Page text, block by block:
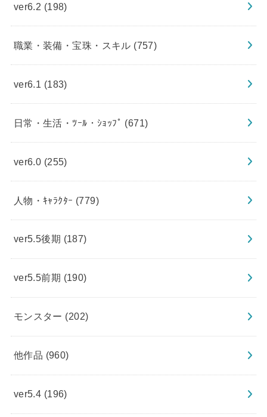
ver6.2 (198)
職業・装備・宝珠・スキル (757)
ver6.1 (183)
日常・生活・ﾂｰﾙ・ｼｮｯﾌﾟ (671)
ver6.0 (255)
人物・ｷｬﾗｸﾀｰ (779)
ver5.5後期 (187)
ver5.5前期 (190)
モンスター (202)
他作品 (960)
ver5.4 (196)